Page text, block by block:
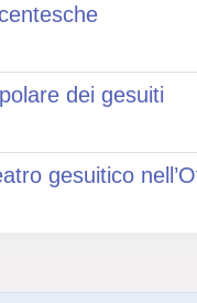
dei gesuiti
gesuitico